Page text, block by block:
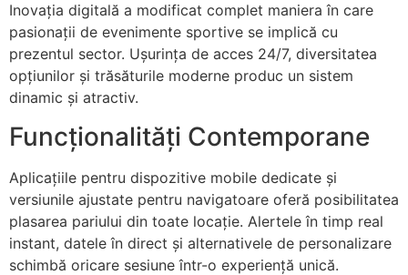
Inovația digitală a modificat complet maniera în care
pasionații de evenimente sportive se implică cu
prezentul sector. Ușurința de acces 24/7, diversitatea
opțiunilor și trăsăturile moderne produc un sistem
dinamic și atractiv.
Funcționalități Contemporane
Aplicațiile pentru dispozitive mobile dedicate și
versiunile ajustate pentru navigatoare oferă posibilitatea
plasarea pariului din toate locație. Alertele în timp real
instant, datele în direct și alternativele de personalizare
schimbă oricare sesiune într-o experiență unică.